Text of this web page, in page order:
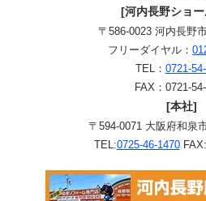
[河内長野ショ
〒586-0023 河内長野
フリーダイヤル：
TEL： 0721-
FAX：0721-
[本社]
〒594-0071 大阪府和泉
TEL:0725-46-1470